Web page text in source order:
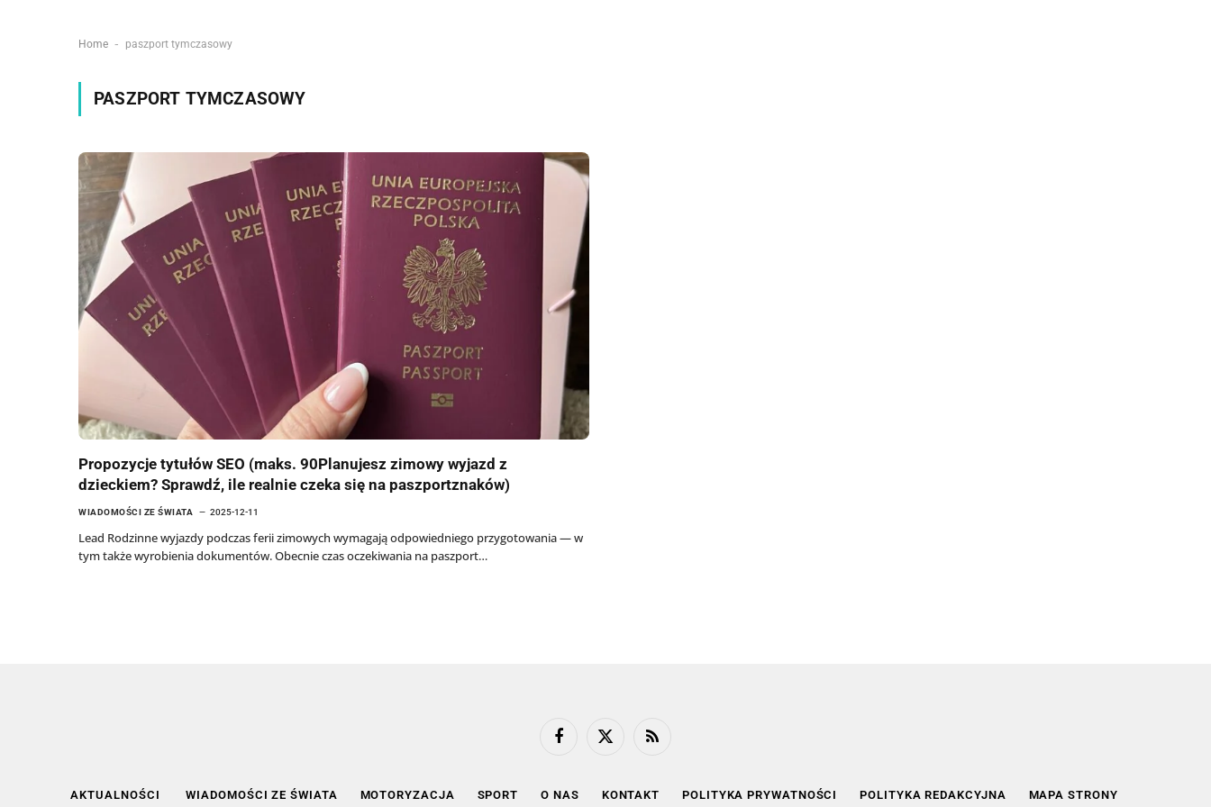
Home - paszport tymczasowy
PASZPORT TYMCZASOWY
Propozycje tytułów SEO (maks. 90Planujesz zimowy wyjazd z
dzieckiem? Sprawdź, ile realnie czeka się na paszportznaków)
WIADOMOŚCI ZE ŚWIATA 2025-12-11
Lead Rodzinne wyjazdy podczas ferii zimowych wymagają odpowiedniego przygotowania — w
tym także wyrobienia dokumentów. Obecnie czas oczekiwania na paszport…
FacebookX
RSS
AKTUALNOŚCI WIADOMOŚCI ZE ŚWIATA MOTORYZACJA SPORT O NAS KONTAKT POLITYKA PRYWATNOŚCI POLITYKA REDAKCYJNA MAPA STRONY